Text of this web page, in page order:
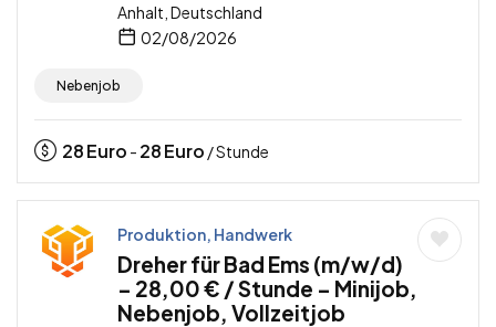
Anhalt, Deutschland
02/08/2026
Nebenjob
28Euro - 28Euro / Stunde
Produktion, Handwerk
Dreher für Bad Ems (m/w/d)
– 28,00 € / Stunde – Minijob,
Nebenjob, Vollzeitjob